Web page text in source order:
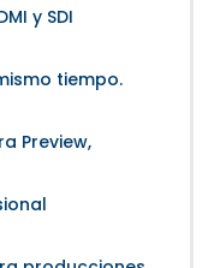
y SDI
tiempo.
Preview,